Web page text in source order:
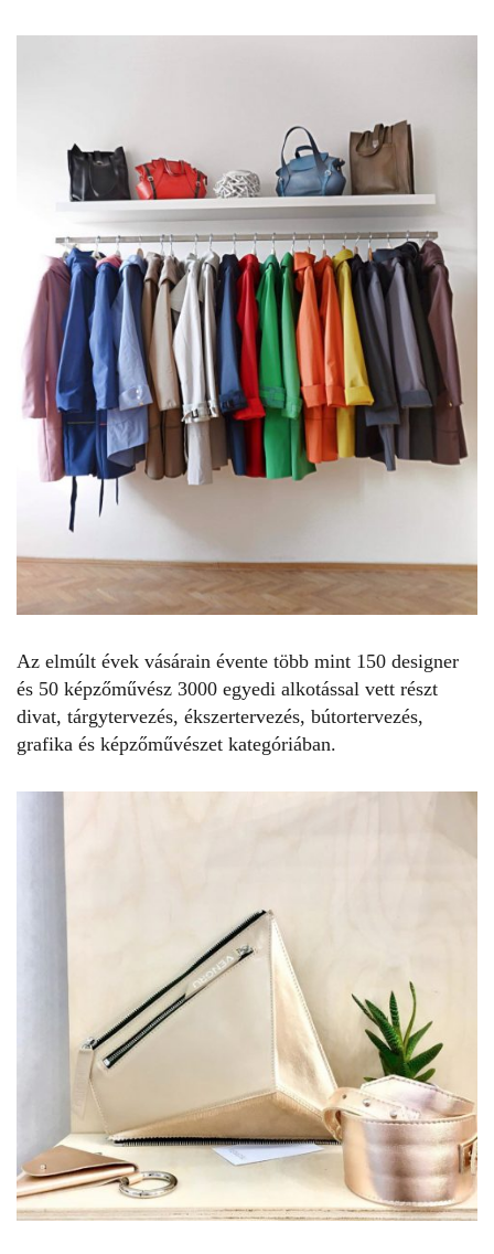
Az elmúlt évek vásárain évente több mint 150 designer
és 50 képzőművész 3000 egyedi alkotással vett részt
divat, tárgytervezés, ékszertervezés, bútortervezés,
grafika és képzőművészet kategóriában.